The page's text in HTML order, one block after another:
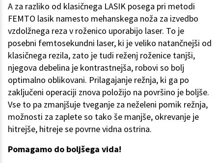
A za razliko od klasičnega LASIK posega pri metodi
FEMTO lasik namesto mehanskega noža za izvedbo
vzdolžnega reza v roženico uporabijo laser. To je
posebni femtosekundni laser, ki je veliko natančnejši od
klasičnega rezila, zato je tudi reženj roženice tanjši,
njegova debelina je kontrastnejša, robovi so bolj
optimalno oblikovani. Prilagajanje režnja, ki ga po
zaključeni operaciji znova položijo na površino je boljše.
Vse to pa zmanjšuje tveganje za neželeni pomik režnja,
možnosti za zaplete so tako še manjše, okrevanje je
hitrejše, hitreje se povrne vidna ostrina.
Pomagamo do boljšega vida!